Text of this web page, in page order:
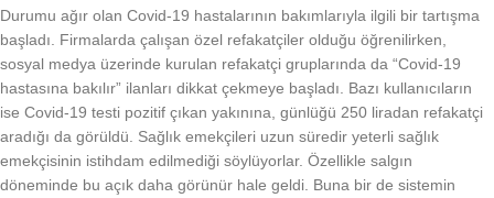
Durumu ağır olan Covid-19 hastalarının bakımlarıyla ilgili bir tartışma
başladı. Firmalarda çalışan özel refakatçiler olduğu öğrenilirken,
sosyal medya üzerinde kurulan refakatçi gruplarında da “Covid-19
hastasına bakılır” ilanları dikkat çekmeye başladı. Bazı kullanıcıların
ise Covid-19 testi pozitif çıkan yakınına, günlüğü 250 liradan refakatçi
aradığı da görüldü. Sağlık emekçileri uzun süredir yeterli sağlık
emekçisinin istihdam edilmediği söylüyorlar. Özellikle salgın
döneminde bu açık daha görünür hale geldi. Buna bir de sistemin